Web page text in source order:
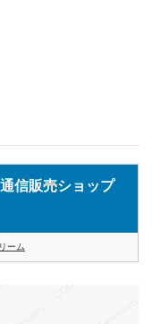
信販売ショップ
ーム